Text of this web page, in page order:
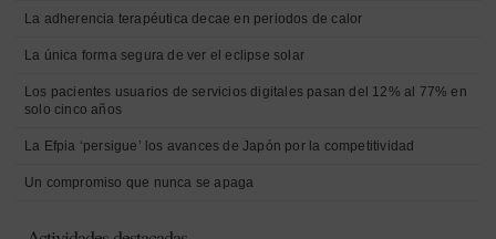
La adherencia terapéutica decae en periodos de calor
La única forma segura de ver el eclipse solar
Los pacientes usuarios de servicios digitales pasan del 12% al 77% en
solo cinco años
La Efpia ‘persigue’ los avances de Japón por la competitividad
Un compromiso que nunca se apaga